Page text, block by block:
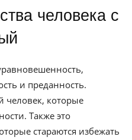
и преданность.
человек, которые
Также это
стараются избежать